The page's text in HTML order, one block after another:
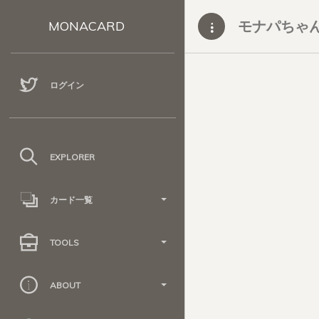
MONACARD
ログイン
EXPLORER
カード一覧
TOOLS
ABOUT
モナパちゃ